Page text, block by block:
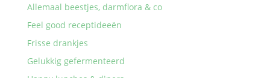
Allemaal beestjes, darmflora & co
Feel good receptideeën
Frisse drankjes
Gelukkig gefermenteerd